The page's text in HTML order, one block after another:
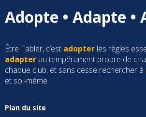
Adopte • Adapte •
Être Tabler, c’est adopter les règles
adapter au tempérament propre de
chaque club, et sans cesse rechercher à
et soi-même.
Plan du site